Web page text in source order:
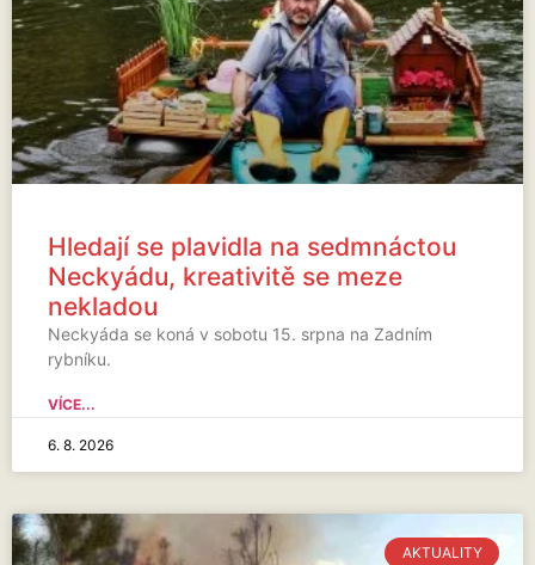
Hledají se plavidla na sedmnáctou
Neckyádu, kreativitě se meze
nekladou
Neckyáda se koná v sobotu 15. srpna na Zadním
rybníku.
VÍCE...
6. 8. 2026
AKTUALITY